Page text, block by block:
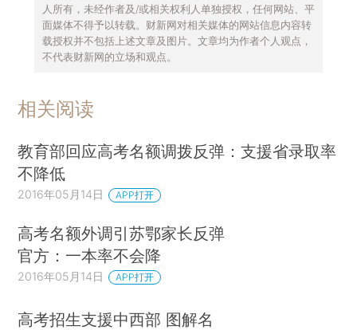
人所有，未经作者及/或相关权利人单独授权，任何网站、平
面媒体不得予以转载。财新网对相关媒体的网站信息内容转
载授权并不包括上述文章及图片。文章均为作者个人观点，
不代表财新网的立场和观点。
相关阅读
教育部回应高考名额调拨反弹：支援省录取率
不降低
2016年05月14日 APP打开
高考名额外调引苏鄂家长反弹
官方：一本率不会降
2016年05月14日 APP打开
高考招生支援中西部 图解名